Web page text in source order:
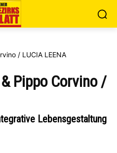
Pippo Corvino /
Lebensgestaltung